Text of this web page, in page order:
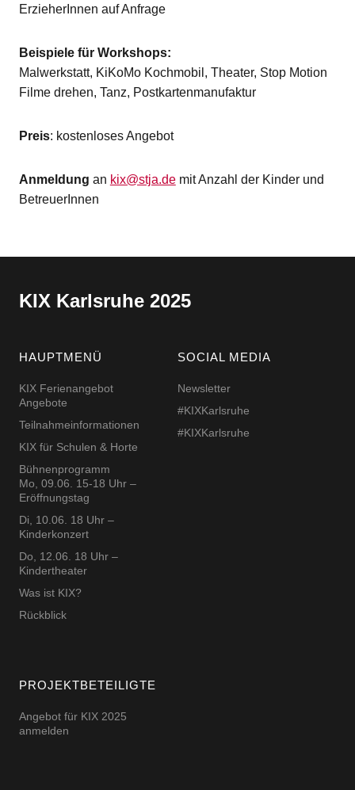
ErzieherInnen auf Anfrage
Beispiele für Workshops:
Malwerkstatt, KiKoMo Kochmobil, Theater, Stop Motion
Filme drehen, Tanz, Postkartenmanufaktur
Preis: kostenloses Angebot
Anmeldung an kix@stja.demit Anzahl der Kinder und
BetreuerInnen
KIX Karlsruhe 2025
HAUPTMENÜ
KIX Ferienangebot
Angebote
Teilnahmeinformationen
KIX für Schulen & Horte
Bühnenprogramm
Mo, 09.06. 15-18 Uhr –
Eröffnungstag
Di, 10.06. 18 Uhr –
Kinderkonzert
Do, 12.06. 18 Uhr –
Kindertheater
Was ist KIX?
Rückblick
SOCIAL MEDIA
Newsletter
#KIXKarlsruhe
#KIXKarlsruhe
PROJEKTBETEILIGTE
Angebot für KIX 2025
anmelden